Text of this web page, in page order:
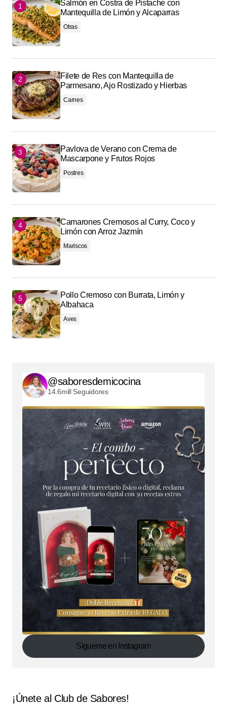
Salmón en Costra de Pistache con
Mantequilla de Limón y Alcaparras
Otras
Filete de Res con Mantequilla de
Parmesano, Ajo Rostizado y Hierbas
Carnes
Pavlova de Verano con Crema de
Mascarpone y Frutos Rojos
Postres
Camarones Cremosos al Curry, Coco y
Limón con Arroz Jazmín
Mariscos
Pollo Cremoso con Burrata, Limón y
Albahaca
Aves
@saboresdemicocina
14.6mill Seguidores
Sigueme en Instagram
¡Únete al Club de Sabores!